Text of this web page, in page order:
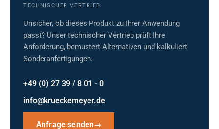
TECHNISCHER VERTRIEB
Unsicher, ob dieses Produkt zu Ihrer Anwendung
passt? Unser technischer Vertrieb prüft Ihre
Anforderung, bemustert Alternativen und kalkuliert
Sonderanfertigungen.
+49 (0) 27 39 / 8 01 - 0
info@krueckemeyer.de
Anfrage senden→